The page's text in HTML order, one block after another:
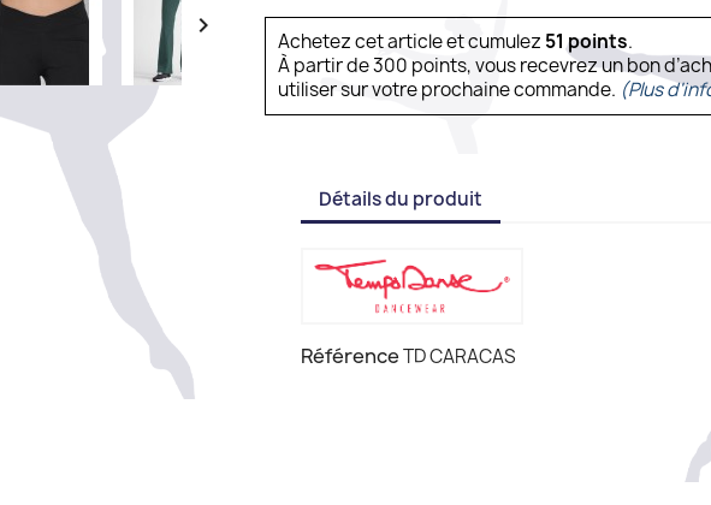

Achetez cet article et cumulez 51points.
À partir de 300 points, vous recevrez un bon
utiliser sur votre prochaine commande. (Plus
Détails du produit
RéférenceTD CARACAS